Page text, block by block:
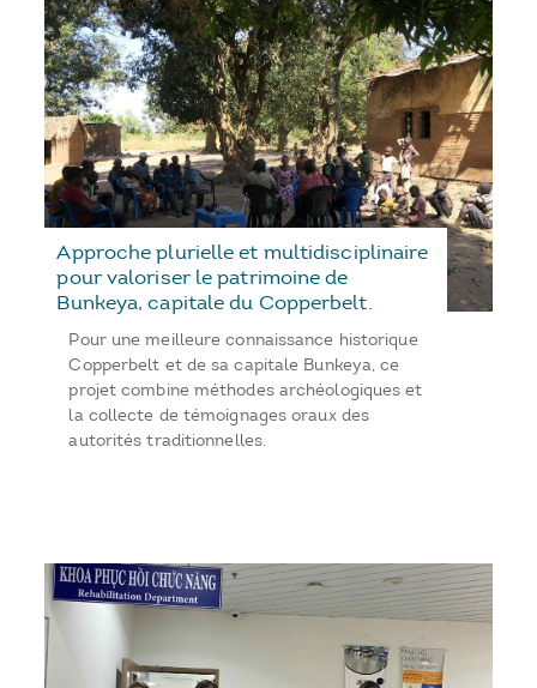
Approche plurielle et multidisciplinaire
pour valoriser le patrimoine de
Bunkeya, capitale du Copperbelt.
Pour une meilleure connaissance historique
Copperbelt et de sa capitale Bunkeya, ce
projet combine méthodes archéologiques et
la collecte de témoignages oraux des
autorités traditionnelles.